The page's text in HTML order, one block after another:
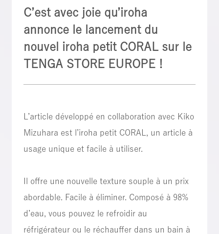
C’est avec joie qu’iroha
annonce le lancement du
nouvel iroha petit CORAL sur le
TENGA STORE EUROPE !
L’article développé en collaboration avec Kiko
Mizuhara est l’iroha petit CORAL, un article à
usage unique et facile à utiliser.
Il offre une nouvelle texture souple à un prix
abordable. Facile à éliminer. Composé à 98%
d’eau, vous pouvez le refroidir au
réfrigérateur ou le réchauffer dans un bain à